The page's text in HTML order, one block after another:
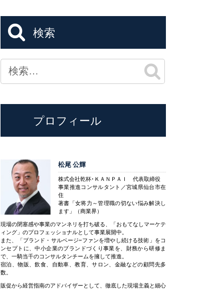
検索
プロフィール
松尾 公輝
株式会社乾杯･ＫＡＮＰＡＩ 代表取締役
事業推進コンサルタント／宮城県仙台市在
住
著書「女将力～管理職の切ない悩み解決し
ます」（商業界）
現場の閉塞感や事業のマンネリを打ち破る、「おもてなしマーケテ
ィング」のプロフェッショナルとして事業展開中。
また、「ブランド・サルベージ~ファンを増やし続ける技術」をコ
ンセプトに、中小企業のブランドづくり事業を、財務から研修ま
で、一騎当千のコンサルタンチームを擁して推進。
宿泊、物販、飲食、自動車、教育、サロン、金融などの顧問先多
数。
販促から経営指南のアドバイザーとして、徹底した現場主義と細心